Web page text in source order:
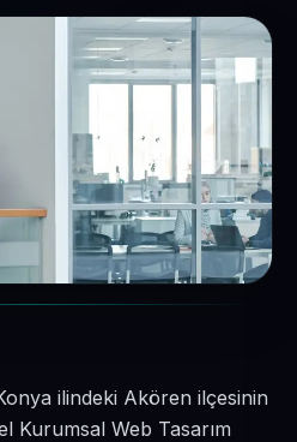
ilindeki Akören ilçesinin
Kurumsal Web Tasarım